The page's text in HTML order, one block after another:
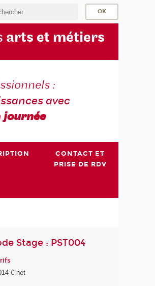
arts et métiers
:
avec
journée
CONTACT ET
PRISE DE RDV
Stage : PST004
€ net